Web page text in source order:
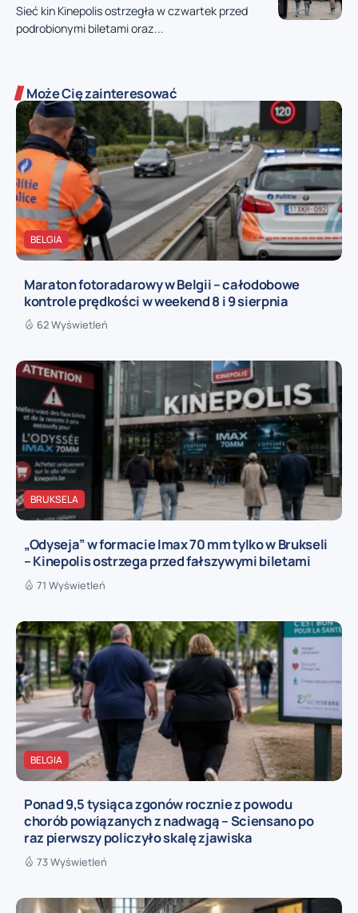
Sieć kin Kinepolis ostrzegła w czwartek przed
podrobionymi biletami oraz...
Może Cię zainteresować
BELGIA
Maraton fotoradarowy w Belgii – całodobowe
kontrole prędkości w weekend 8 i 9 sierpnia
62 Wyświetleń
BRUKSELA
„Odyseja” w formacie Imax 70 mm tylko w Brukseli
– Kinepolis ostrzega przed fałszywymi biletami
71 Wyświetleń
BELGIA
Ponad 9,5 tysiąca zgonów rocznie z powodu
chorób powiązanych z nadwagą – Sciensano po
raz pierwszy policzyło skalę zjawiska
73 Wyświetleń